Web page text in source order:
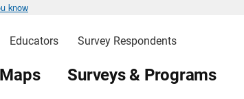
know
Educators Survey Respondents
Surveys & Programs